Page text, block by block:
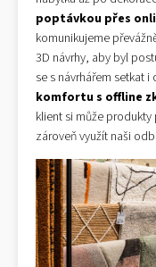
poptávkou přes
komunikujeme
3D návrhy, aby byl
se s návrhářem setkat
komfortu s offline
klient si může
zároveň využít naši